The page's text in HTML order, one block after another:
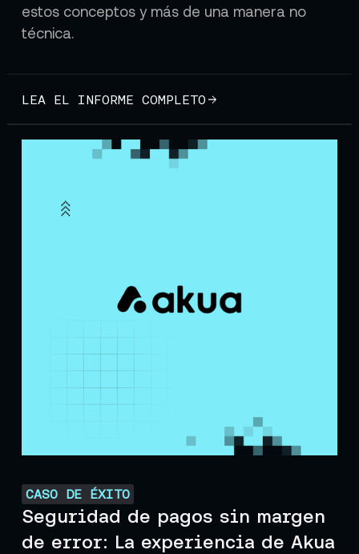
estos conceptos y más de una manera no
técnica.
LEA EL INFORME COMPLETO
CASO DE ÉXITO
Seguridad de pagos sin margen
de error: La experiencia de Akua